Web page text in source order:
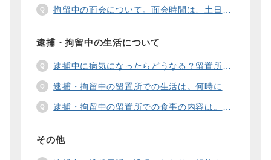
拘留中の面会について。面会時間は、土日や祝日の面会は、一度に面会できる人数は。
逮捕・拘留中の生活について
逮捕中に病気になったらどうなる？留置所の健康診断、診療、医療行為、手術は。
逮捕・拘留中の留置所での生活は。何時に起きて、何時に寝るの？部屋や食事の様子は？
逮捕・拘留中の留置所での食事の内容は。食事代は支払わないといけないの？
その他